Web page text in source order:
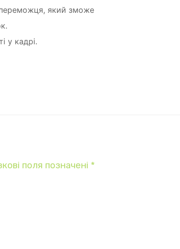
переможця, який зможе
у кадрі.
поля позначені *